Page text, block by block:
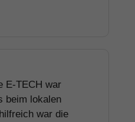
E-TECH war
beim lokalen
war die